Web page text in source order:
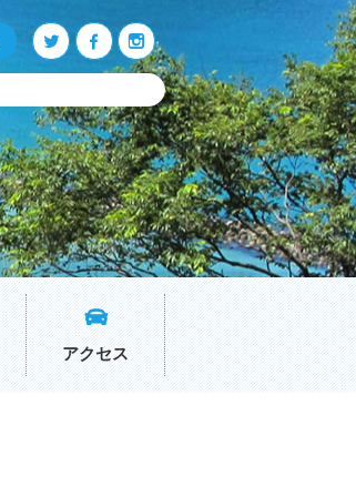
Q O P
アクセス